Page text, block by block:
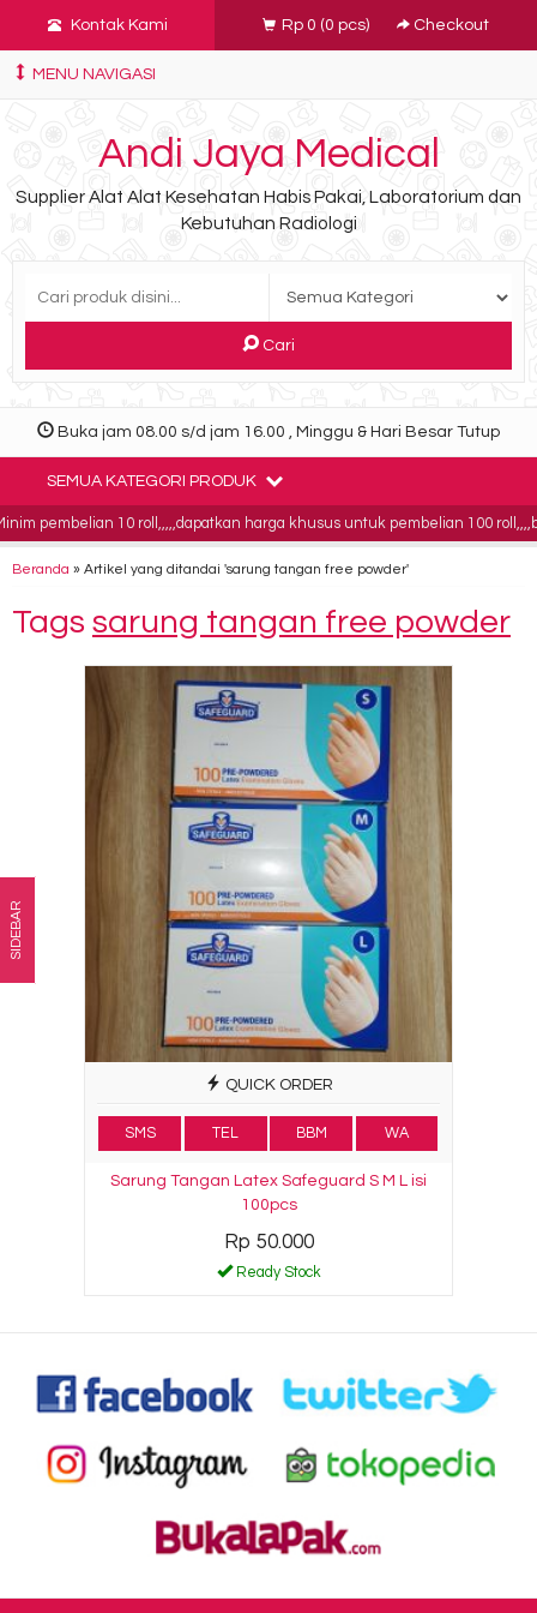
Kontak Kami Rp 0 (0 pcs) Checkout
MENU NAVIGASI
Andi Jaya Medical
Supplier Alat Alat Kesehatan Habis Pakai, Laboratorium dan
Kebutuhan Radiologi
Cari
Buka jam 08.00 s/d jam 16.00 , Minggu & Hari Besar Tutup
SEMUA KATEGORI PRODUK
pembelian 10 roll,,,,,dapatkan harga khusus untuk pembelian 100
Beranda » Artikel yang ditandai 'sarung tangan free powder'
Tags sarung tangan free powder
QUICK ORDER
SMS TEL BBM WA
Sarung Tangan Latex Safeguard S M L isi
100pcs
Rp 50.000
Ready Stock
SIDEBAR